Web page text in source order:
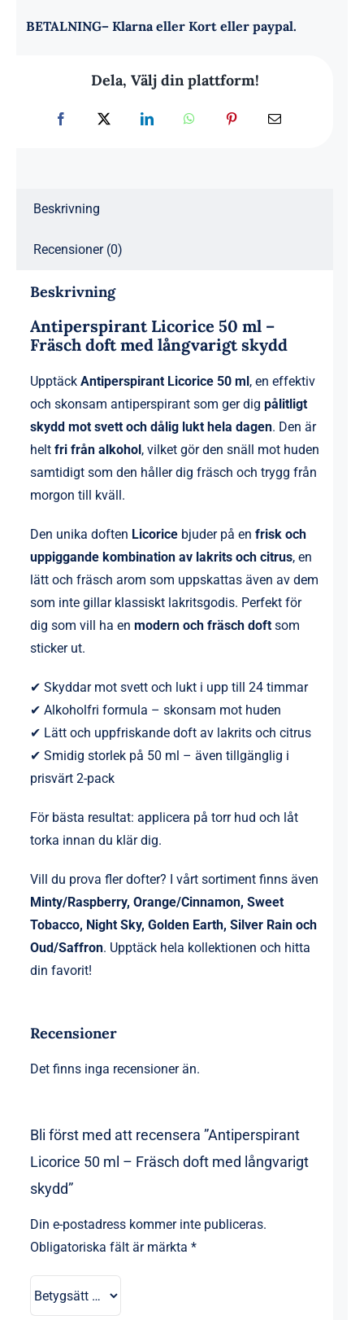
BETALNING– Klarna eller Kort eller paypal.
Dela, Välj din plattform!
Beskrivning
Recensioner (0)
Beskrivning
Antiperspirant Licorice 50 ml –
Fräsch doft med långvarigt skydd
Upptäck Antiperspirant Licorice 50 ml, en effektiv
och skonsam antiperspirant som ger dig pålitligt
skydd mot svett och dålig lukt hela dagen. Den är
helt fri från alkohol, vilket gör den snäll mot huden
samtidigt som den håller dig fräsch och trygg från
morgon till kväll.
Den unika doften Licoricebjuder på en frisk och
uppiggande kombination av lakrits och citrus, en
lätt och fräsch arom som uppskattas även av dem
som inte gillar klassiskt lakritsgodis. Perfekt för
dig som vill ha en modern och fräsch doftsom
sticker ut.
✔ Skyddar mot svett och lukt i upp till 24 timmar
✔ Alkoholfri formula – skonsam mot huden
✔ Lätt och uppfriskande doft av lakrits och citrus
✔ Smidig storlek på 50 ml – även tillgänglig i
prisvärt 2-pack
För bästa resultat: applicera på torr hud och låt
torka innan du klär dig.
Vill du prova fler dofter? I vårt sortiment finns även
Minty/Raspberry, Orange/Cinnamon, Sweet
Tobacco, Night Sky, Golden Earth, Silver Rain och
Oud/Saffron. Upptäck hela kollektionen och hitta
din favorit!
Recensioner
Det finns inga recensioner än.
Bli först med att recensera ”Antiperspirant
Licorice 50 ml – Fräsch doft med långvarigt
skydd”
Din e-postadress kommer inte publiceras.
Obligatoriska fält är märkta *